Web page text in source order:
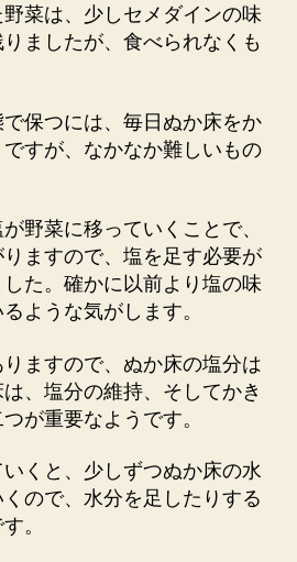
菜は、少しセメダインの味
ましたが、食べられなくも
保つには、毎日ぬか床をか
すが、なかなか難しいもの
野菜に移っていくことで、
ますので、塩を足す必要が
た。確かに以前より塩の味
ような気がします。
ますので、ぬか床の塩分は
、塩分の維持、そしてかき
が重要なようです。
くと、少しずつぬか床の水
ので、水分を足したりする
。